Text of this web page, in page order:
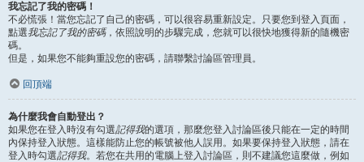
我忘記了我的密碼！
不必慌張！當您忘記了自己的密碼，可以很容易重新設定。只要您到登入頁面，
點選我忘記了我的密碼，依照說明的步驟完成，您就可以很快地獲得新的隨機密
碼。
但是，如果您不能夠重設您的密碼，請聯繫討論區管理員。
回頂端
為什麼我會自動登出？
如果您在登入時沒有勾選記得我的選項，那麼您登入討論區後只能在一定的時間
內保持登入狀態。這樣能防止您的帳號被他人誤用。如果要保持登入狀態，請在
登入時勾選記得我。若您在共用的電腦上登入討論區，則不建議您這麼做，例如